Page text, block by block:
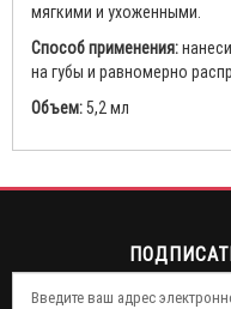
мягкими и ухоженными.
Способ применения:
на губы и равномерно
Объем:5,2 мл